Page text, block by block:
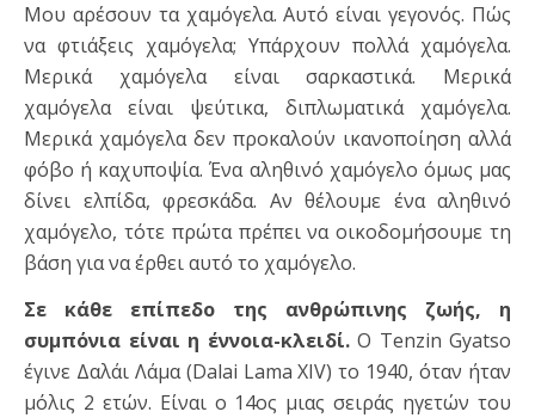
Μου αρέσουν τα χαμόγελα. Αυτό είναι γεγονός. Πώς
να φτιάξεις χαμόγελα; Υπάρχουν πολλά χαμόγελα.
Μερικά χαμόγελα είναι σαρκαστικά. Μερικά
χαμόγελα είναι ψεύτικα, διπλωματικά χαμόγελα.
Μερικά χαμόγελα δεν προκαλούν ικανοποίηση αλλά
φόβο ή καχυποψία. Ένα αληθινό χαμόγελο όμως μας
δίνει ελπίδα, φρεσκάδα. Αν θέλουμε ένα αληθινό
χαμόγελο, τότε πρώτα πρέπει να οικοδομήσουμε τη
βάση για να έρθει αυτό το χαμόγελο.
Σε κάθε επίπεδο της ανθρώπινης ζωής, η
συμπόνια είναι η έννοια-κλειδί.Ο Tenzin Gyatso
έγινε Δαλάι Λάμα (Dalai Lama XIV) το 1940, όταν ήταν
μόλις 2 ετών. Είναι ο 14ος μιας σειράς ηγετών του